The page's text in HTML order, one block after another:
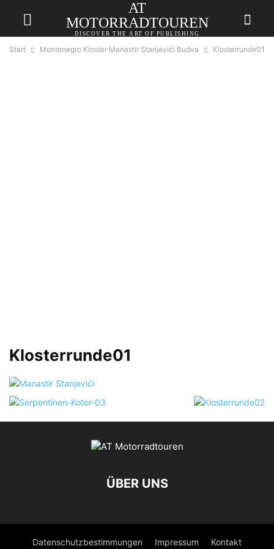
AT
MOTORRADTOUREN
DISCOVER THE ART OF PUBLISHING
Start Montenegro Kloster Manastir Stanjevići Budva Klosterrunde01
Klosterrunde01
ÜBER UNS
Datenschutzbestimmungen Impressum Kontakt